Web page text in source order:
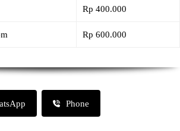
Rp 400.000
Rp 600.000
Phone